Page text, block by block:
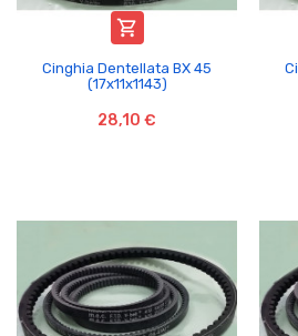

Cinghia Dentellata BX 45
(17x11x1143)
28,10 €